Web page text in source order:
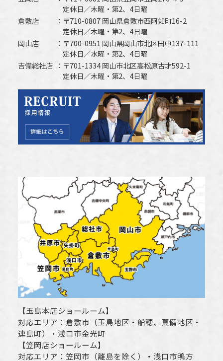
定休日／木曜・第2、4日曜
倉敷店
〒710-0807 岡山県倉敷市西阿知町16-2
定休日／木曜・第2、4日曜
岡山店
〒700-0951 岡山県岡山市北区田中137-111
定休日／水曜・第2、4日曜
吉備総社店
〒701-1334 岡山市北区高松原古才592-1
定休日／木曜・第2、4日曜
【玉島本店ショールーム】
対応エリア： 倉敷市 （玉島地区・船穂、真備地区・
連島町）・ 浅口市金光町
【笠岡店ショールーム】
対応エリア： 笠岡市（離島を除く） ・ 浅口市鴨方